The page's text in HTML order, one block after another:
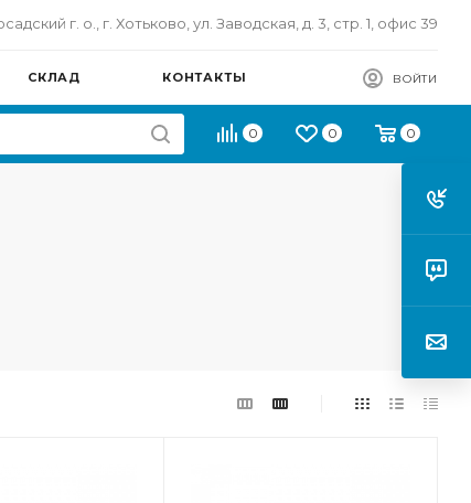
г. о., г. Хотьково, ул. Заводская, д. 3, стр. 1, офис 39
СКЛАД КОНТАКТЫ ВОЙТИ
0 0 0